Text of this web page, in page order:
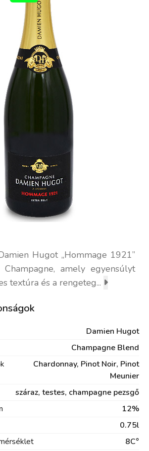
Hugot „Hommage 1921”
amely egyensúlyt
textúra és a rengeteg...
Damien Hugot
Champagne Blend
Chardonnay, Pinot Noir, Pinot
Meunier
száraz, testes, champagne pezsgő
12%
0.75l
8C°